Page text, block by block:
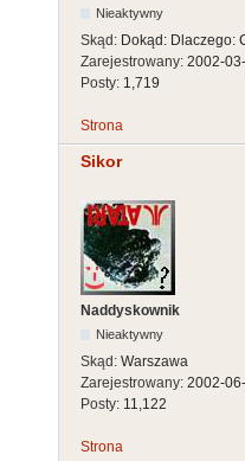
Nieaktywny
Skąd: Dokąd: Dlaczego:
Zarejestrowany: 2002-
Posty: 1,719
Strona
Sikor
Naddyskownik
Nieaktywny
Skąd: Warszawa
Zarejestrowany: 2002-
Posty: 11,122
Strona